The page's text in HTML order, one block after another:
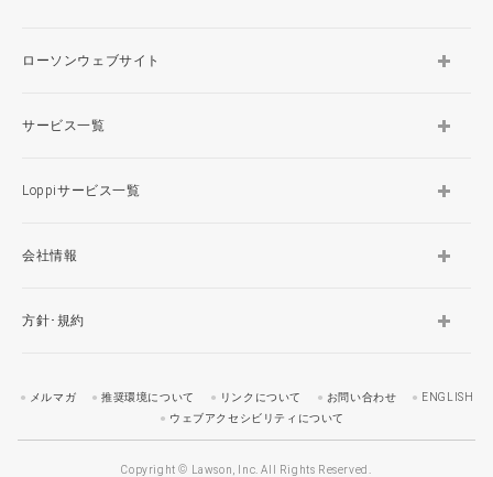
ローソンウェブサイト
サービス一覧
Loppiサービス一覧
会社情報
方針･規約
メルマガ 推奨環境について リンクについて お問い合わせ
ENGLISH
ウェブアクセシビリティについて
Copyright © Lawson, Inc. All Rights Reserved.